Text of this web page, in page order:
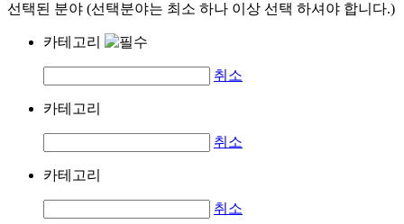
선택된 분야 (선택분야는 최소 하나 이상 선택 하셔야 합니다.)
카테고리
취소
카테고리
취소
카테고리
취소